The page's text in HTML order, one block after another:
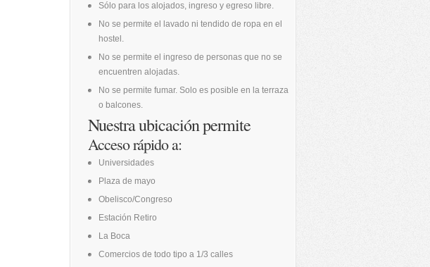
Sólo para los alojados, ingreso y egreso libre.
No se permite el lavado ni tendido de ropa en el
hostel.
No se permite el ingreso de personas que no se
encuentren alojadas.
No se permite fumar. Solo es posible en la terraza
o balcones.
Nuestra ubicación permite
Acceso rápido a:
Universidades
Plaza de mayo
Obelisco/Congreso
Estación Retiro
La Boca
Comercios de todo tipo a 1/3 calles